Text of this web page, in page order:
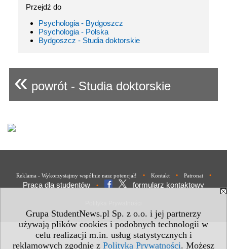
Grupa StudentNews.pl Sp. z o.o. i jej partnerzy
używają plików cookies i podobnych technologii w
celu realizacji m.in. usług statystycznych i
reklamowych zgodnie z Polityką Prywatności. Możesz
Przejdź do
Psychologia - Bydgoszcz
Psychologia - Polska
Bydgoszcz - Studia doktorskie
« powrót - Studia doktorskie
Reklama - Wykorzystajmy wspólnie nasz potencjał! • Kontakt • Patronat •
Praca dla studentów • formularz kontaktowy